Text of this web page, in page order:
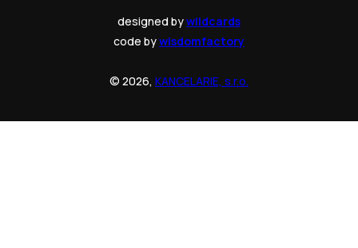
designed bywildcards
code bywisdomfactory
© 2026, KANCELARIE, s.r.o.